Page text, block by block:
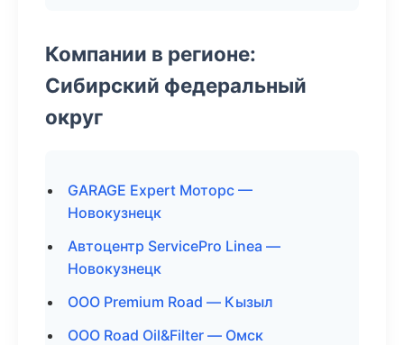
Компании в регионе:
Сибирский федеральный
округ
GARAGE Expert Моторс —
Новокузнецк
Автоцентр ServicePro Linea —
Новокузнецк
ООО Premium Road — Кызыл
ООО Road Oil&Filter — Омск